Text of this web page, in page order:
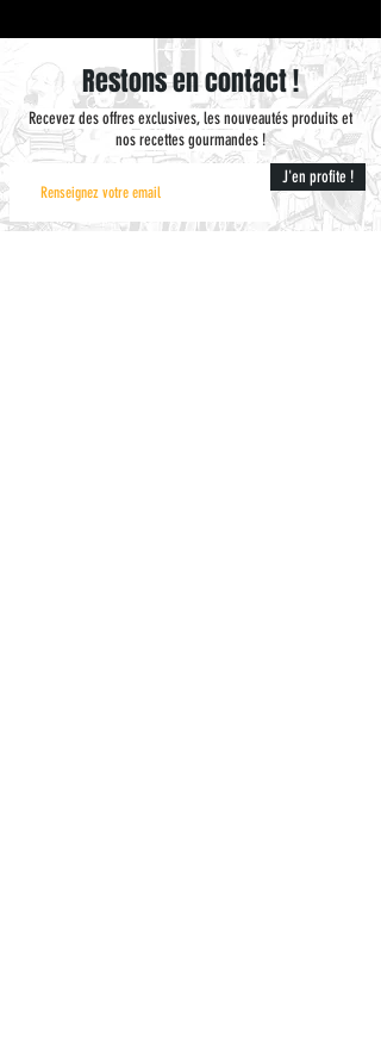
Restons en contact !
Recevez des offres exclusives, les nouveautés produits et
nos recettes gourmandes !
J'en profite !